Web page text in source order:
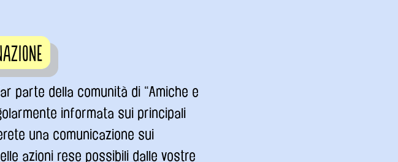
parte della comunità di “Amiche e
informata sui principali
una comunicazione sui
azioni rese possibili dalle vostre